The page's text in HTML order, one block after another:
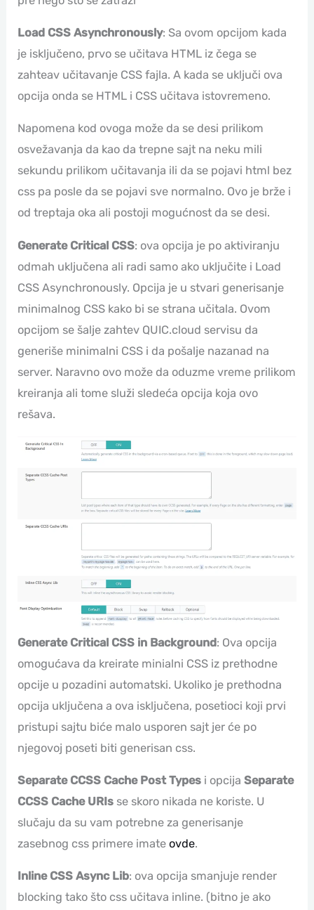
Load CSS Asynchronously: Sa ovom opcijom kada
je isključeno, prvo se učitava HTML iz čega se
zahteav učitavanje CSS fajla. A kada se uključi ova
opcija onda se HTML i CSS učitava istovremeno.
Napomena kod ovoga može da se desi prilikom
osvežavanja da kao da trepne sajt na neku mili
sekundu prilikom učitavanja ili da se pojavi html bez
css pa posle da se pojavi sve normalno. Ovo je brže i
od treptaja oka ali postoji mogućnost da se desi.
Generate Critical CSS: ova opcija je po aktiviranju
odmah uključena ali radi samo ako uključite i Load
CSS Asynchronously. Opcija je u stvari generisanje
minimalnog CSS kako bi se strana učitala. Ovom
opcijom se šalje zahtev QUIC.cloud servisu da
generiše minimalni CSS i da pošalje nazanad na
server. Naravno ovo može da oduzme vreme prilikom
kreiranja ali tome služi sledeća opcija koja ovo
rešava.
Generate Critical CSS in Background: Ova opcija
omogućava da kreirate minialni CSS iz prethodne
opcije u pozadini automatski. Ukoliko je prethodna
opcija uključena a ova isključena, posetioci koji prvi
pristupi sajtu biće malo usporen sajt jer će po
njegovoj poseti biti generisan css.
Separate CCSS Cache Post Types i opcijaSeparate
CCSS Cache URIs se skoro nikada ne koriste. U
slučaju da su vam potrebne za generisanje
zasebnog css primere imateovde.
Inline CSS Async Lib: ova opcija smanjuje render
blocking tako što css učitava inline. (bitno je ako